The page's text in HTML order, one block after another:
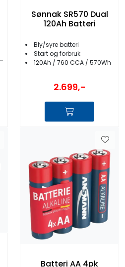
Sønnak SR570 Dual
120Ah Batteri
Bly/syre batteri
Start og forbruk
120Ah / 760 CCA / 570Wh
2.699,-
Batteri AA 4pk